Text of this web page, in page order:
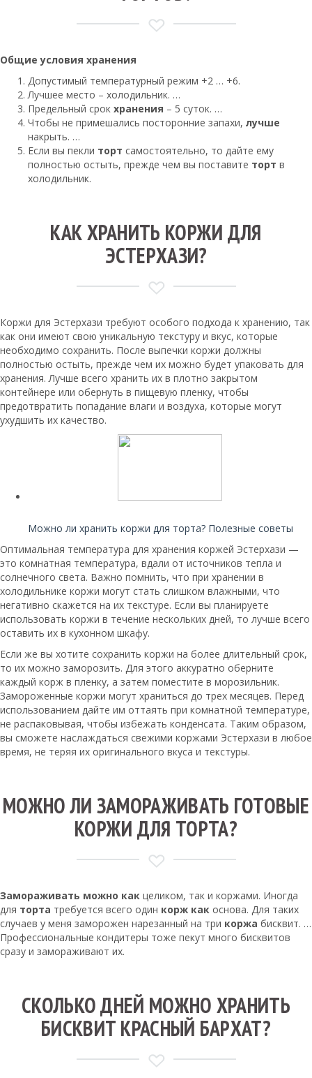
Общие условия хранения
Допустимый температурный режим +2 … +6.
Лучшее место – холодильник. …
Предельный срок хранения – 5 суток. …
Чтобы не примешались посторонние запахи, лучше
накрыть. …
Если вы пекли торт самостоятельно, то дайте ему
полностью остыть, прежде чем вы поставите торт в
холодильник.
КАК ХРАНИТЬ КОРЖИ ДЛЯ
ЭСТЕРХАЗИ?
Коржи для Эстерхази требуют особого подхода к хранению, так
как они имеют свою уникальную текстуру и вкус, которые
необходимо сохранить. После выпечки коржи должны
полностью остыть, прежде чем их можно будет упаковать для
хранения. Лучше всего хранить их в плотно закрытом
контейнере или обернуть в пищевую пленку, чтобы
предотвратить попадание влаги и воздуха, которые могут
ухудшить их качество.
Можно ли хранить коржи для торта? Полезные советы
Оптимальная температура для хранения коржей Эстерхази —
это комнатная температура, вдали от источников тепла и
солнечного света. Важно помнить, что при хранении в
холодильнике коржи могут стать слишком влажными, что
негативно скажется на их текстуре. Если вы планируете
использовать коржи в течение нескольких дней, то лучше всего
оставить их в кухонном шкафу.
Если же вы хотите сохранить коржи на более длительный срок,
то их можно заморозить. Для этого аккуратно оберните
каждый корж в пленку, а затем поместите в морозильник.
Замороженные коржи могут храниться до трех месяцев. Перед
использованием дайте им оттаять при комнатной температуре,
не распаковывая, чтобы избежать конденсата. Таким образом,
вы сможете наслаждаться свежими коржами Эстерхази в любое
время, не теряя их оригинального вкуса и текстуры.
МОЖНО ЛИ ЗАМОРАЖИВАТЬ ГОТОВЫЕ
КОРЖИ ДЛЯ ТОРТА?
Замораживать можно как целиком, так и коржами. Иногда
для торта требуется всего один корж как основа. Для таких
случаев у меня заморожен нарезанный на три коржа бисквит. …
Профессиональные кондитеры тоже пекут много бисквитов
сразу и замораживают их.
СКОЛЬКО ДНЕЙ МОЖНО ХРАНИТЬ
БИСКВИТ КРАСНЫЙ БАРХАТ?